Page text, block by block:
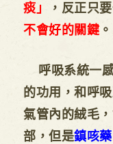
痰」
，反正只
不會好的關鍵。
呼吸系統一感
的功用，和呼
氣管內的絨毛
部，但是鎮咳